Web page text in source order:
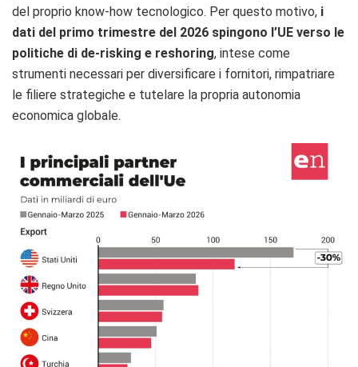
del proprio know-how tecnologico. Per questo motivo, i
dati del primo trimestre del 2026 spingono l’UE verso le
politiche di de-risking e reshoring, intese come
strumenti necessari per diversificare i fornitori, rimpatriare
le filiere strategiche e tutelare la propria autonomia
economica globale.